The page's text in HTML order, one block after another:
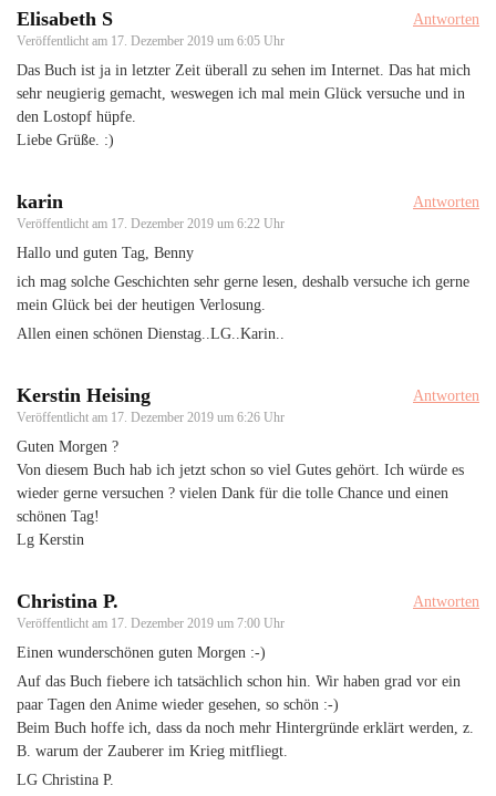
Elisabeth S
Veröffentlicht am 17. Dezember 2019 um 6:05 Uhr
Antworten
Das Buch ist ja in letzter Zeit überall zu sehen im Internet. Das hat mich
sehr neugierig gemacht, weswegen ich mal mein Glück versuche und in
den Lostopf hüpfe.
Liebe Grüße. :)
karin
Veröffentlicht am 17. Dezember 2019 um 6:22 Uhr
Antworten
Hallo und guten Tag, Benny
ich mag solche Geschichten sehr gerne lesen, deshalb versuche ich gerne
mein Glück bei der heutigen Verlosung.
Allen einen schönen Dienstag..LG..Karin..
Kerstin Heising
Veröffentlicht am 17. Dezember 2019 um 6:26 Uhr
Antworten
Guten Morgen ?
Von diesem Buch hab ich jetzt schon so viel Gutes gehört. Ich würde es
wieder gerne versuchen ? vielen Dank für die tolle Chance und einen
schönen Tag!
Lg Kerstin
Christina P.
Veröffentlicht am 17. Dezember 2019 um 7:00 Uhr
Antworten
Einen wunderschönen guten Morgen :-)
Auf das Buch fiebere ich tatsächlich schon hin. Wir haben grad vor ein
paar Tagen den Anime wieder gesehen, so schön :-)
Beim Buch hoffe ich, dass da noch mehr Hintergründe erklärt werden, z.
B. warum der Zauberer im Krieg mitfliegt.
LG Christina P.